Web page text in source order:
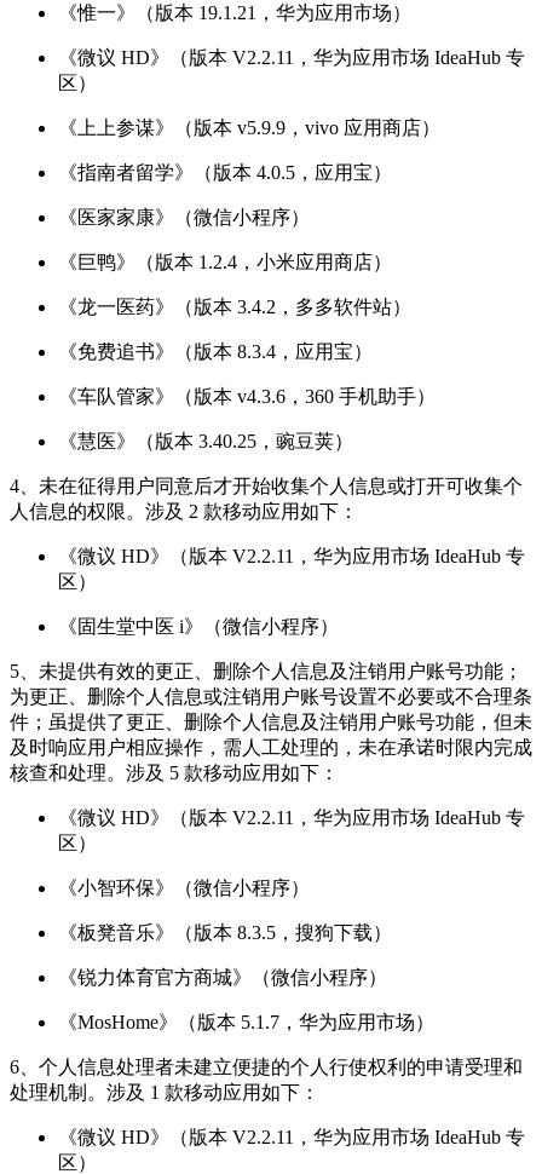
《惟一》（版本 19.1.21，华为应用市场）
《微议 HD》（版本 V2.2.11，华为应用市场 IdeaHub 专
区）
《上上参谋》（版本 v5.9.9，vivo 应用商店）
《指南者留学》（版本 4.0.5，应用宝）
《医家家康》（微信小程序）
《巨鸭》（版本 1.2.4，小米应用商店）
《龙一医药》（版本 3.4.2，多多软件站）
《免费追书》（版本 8.3.4，应用宝）
《车队管家》（版本 v4.3.6，360 手机助手）
《慧医》（版本 3.40.25，豌豆荚）
4、未在征得用户同意后才开始收集个人信息或打开可收集个
人信息的权限。涉及 2 款移动应用如下：
《微议 HD》（版本 V2.2.11，华为应用市场 IdeaHub 专
区）
《固生堂中医 i》（微信小程序）
5、未提供有效的更正、删除个人信息及注销用户账号功能；
为更正、删除个人信息或注销用户账号设置不必要或不合理条
件；虽提供了更正、删除个人信息及注销用户账号功能，但未
及时响应用户相应操作，需人工处理的，未在承诺时限内完成
核查和处理。涉及 5 款移动应用如下：
《微议 HD》（版本 V2.2.11，华为应用市场 IdeaHub 专
区）
《小智环保》（微信小程序）
《板凳音乐》（版本 8.3.5，搜狗下载）
《锐力体育官方商城》（微信小程序）
《MosHome》（版本 5.1.7，华为应用市场）
6、个人信息处理者未建立便捷的个人行使权利的申请受理和
处理机制。涉及 1 款移动应用如下：
《微议 HD》（版本 V2.2.11，华为应用市场 IdeaHub 专
区）